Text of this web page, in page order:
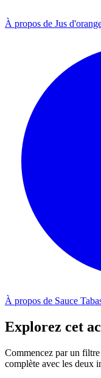
À propos de Jus
À propos de Sauce
Explorez cet
Commencez par un
complète avec les deux